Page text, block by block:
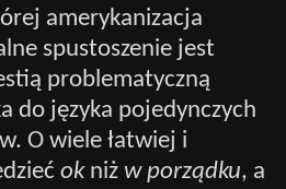
amerykanizacja
spustoszenie jest
problematyczną
do języka pojedynczych
O wiele łatwiej i
okniż w porządku, a